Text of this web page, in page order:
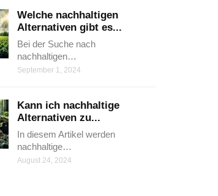
Welche nachhaltigen
Alternativen gibt es...
Bei der Suche nach
nachhaltigen…
September 1, 2024
Kann ich nachhaltige
Alternativen zu...
In diesem Artikel werden
nachhaltige…
August 24, 2024